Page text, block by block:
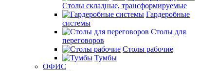
Столы складные, трансформируемые
Гардеробные
системы
Столы для
переговоров
Столы рабочие
Тумбы
ОФИС